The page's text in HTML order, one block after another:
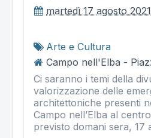
martedì 17 agosto 2021
Arte e Cultura
Campo nell'Elba -
Ci saranno i temi della
valorizzazione delle
architettoniche presenti
Campo nell’Elba al
previsto domani sera, 17